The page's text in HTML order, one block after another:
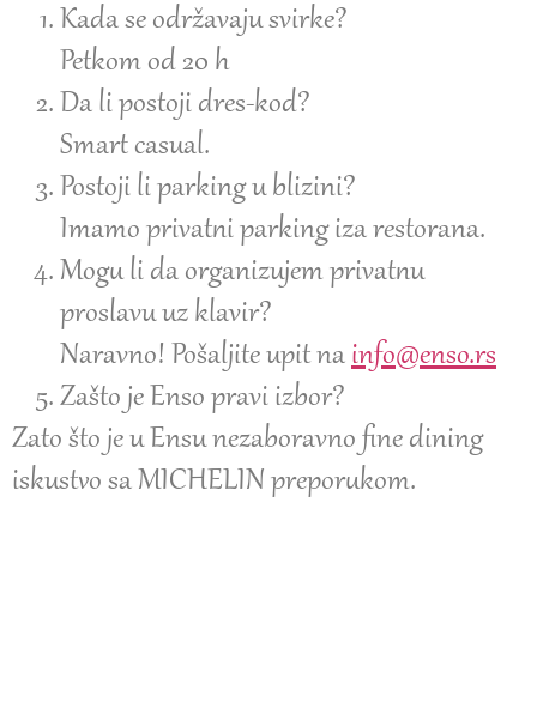
Kada se održavaju svirke?
Petkom od 20 h
Da li postoji dres-kod?
Smart casual.
Postoji li parking u blizini?
Imamo privatni parking iza restorana.
Mogu li da organizujem privatnu
proslavu uz klavir?
Naravno! Pošaljite upit na info@enso.rs
Zašto je Enso pravi izbor?
Zato što je u Ensu nezaboravno fine dining
iskustvo sa MICHELIN preporukom.